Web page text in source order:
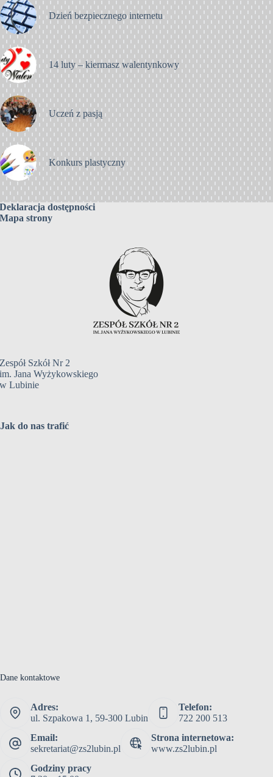
Dzień bezpiecznego internetu
14 luty – kiermasz walentynkowy
Uczeń z pasją
Konkurs plastyczny
Deklaracja dostępności
Mapa strony
Zespół Szkół Nr 2
im. Jana Wyżykowskiego
w Lubinie
Jak do nas trafić
Dane kontaktowe
Adres:
ul. Szpakowa 1, 59-300 Lubin
Telefon:
722 200 513
Email:
sekretariat@zs2lubin.pl
Strona internetowa:
www.zs2lubin.pl
Godziny pracy